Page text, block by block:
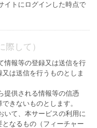
イトにログインした時点で
して）
情報等の登録又は送信を行
は送信を行うものとしま
提供される情報等の信憑
きないものとします。
いて、本サービスの利用に
なるもの（フィーチャー